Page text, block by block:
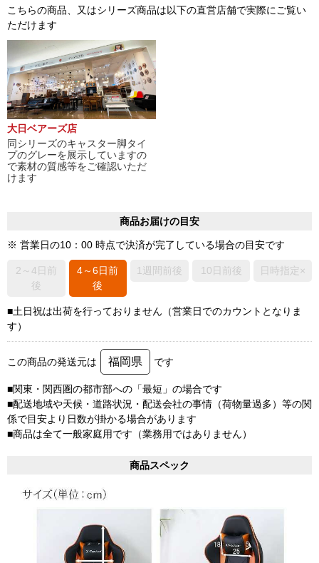
こちらの商品、又はシリーズ商品は以下の直営店舗で実際にご覧い
ただけます
大日ベアーズ店
同シリーズのキャスター脚タイ
プのグレーを展示していますの
で素材の質感等をご確認いただ
けます
商品お届けの目安
※ 営業日の10：00 時点で決済が完了している場合の目安です
2～4日前
後
4～6日前
後
1週間前後 10日前後 日時指定×
■土日祝は出荷を行っておりません（営業日でのカウントとなりま
す）
この商品の発送元は 福岡県 です
■関東・関西圏の都市部への「最短」の場合です
■配送地域や天候・道路状況・配送会社の事情（荷物量過多）等の関
係で目安より日数が掛かる場合があります
■商品は全て一般家庭用です（業務用ではありません）
商品スペック